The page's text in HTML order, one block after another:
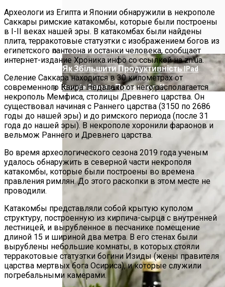
Ученые Назвали Новую Смертельную
Угрозу Для Человечества
Як Збільшити Продуктивність IPad
Google Вновь Привлекут К
Ответственности За Повторное
Неудаление Запрещённых Материалов
Археологи из Египта и Японии обнаружили в некрополе
Саккары римские катакомбы, которые были построены
в І-ІІ веках нашей эры. В катакомбах были найдены
плита, терракотовые статуэтки с изображением богов из
египетского пантеона и останки человека, сообщает
интернет-издание Хроника.инфо со ссылкой на zn.ua.
Селение Саккара находится в 30 километрах от
современного Каира. Недалеко от него располагается
некрополь Мемфиса, столицы Древнего царства. Он
существовал начиная с Раннего царства (3150 по 2686
годы до нашей эры) и до римского периода (после 31
года до нашей эры). В некрополе хоронили фараонов и
вельмож Раннего и Древнего царства.
Во время археологического сезона 2019 года ученым
удалось обнаружить в северной части некрополя
катакомбы, которые были построены во времена
правления римлян. До этого раскопки в этом месте не
проводили.
Катакомбы представляли собой крытую куполом
структуру, построенную из кирпича-сырца с внутренней
лестницей, и вырубленное в песчанике помещение
длиной 15 и шириной два метра. В его стенах были
вырублены небольшие комнаты, в которых стояли
терракотовые статуэтки богини Изиды (жены правителя
царства мертвых бога Осириса), и которые служили
погребальными камерами.